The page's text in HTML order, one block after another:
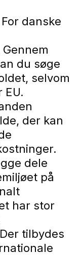
danske
du søge
selvom
EU.
der kan
dele
på
har stor
tilbydes